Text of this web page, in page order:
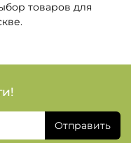
товаров для
Отправить